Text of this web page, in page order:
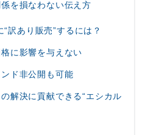
を損なわない伝え方
訳あり販売”するには？
に影響を与えない
ド非公開も可能
解決に貢献できる“エシカル